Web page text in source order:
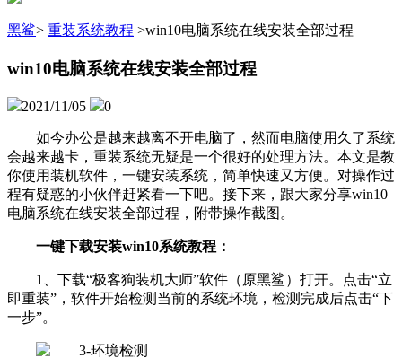
黑鲨> 重装系统教程 >win10电脑系统在线安装全部过程
win10电脑系统在线安装全部过程
2021/11/05 0
如今办公是越来越离不开电脑了，然而电脑使用久了系统
会越来越卡，重装系统无疑是一个很好的处理方法。本文是教
你使用装机软件，一键安装系统，简单快速又方便。对操作过
程有疑惑的小伙伴赶紧看一下吧。接下来，跟大家分享win10
电脑系统在线安装全部过程，附带操作截图。
一键下载安装win10系统教程：
1、下载“极客狗装机大师”软件（原黑鲨）打开。点击“立
即重装”，软件开始检测当前的系统环境，检测完成后点击“下
一步”。